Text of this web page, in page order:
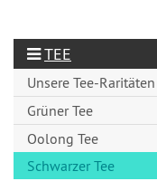
TEE
Unsere Tee-Raritäten
Grüner Tee
Oolong Tee
Schwarzer Tee